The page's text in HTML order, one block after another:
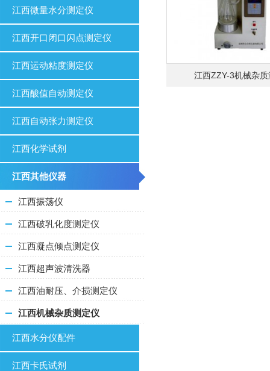
江西微量水分测定仪
江西开口闭口闪点测定仪
江西运动粘度测定仪
江西酸值自动测定仪
江西自动张力测定仪
江西化学试剂
江西其他仪器
江西振荡仪
江西破乳化度测定仪
江西凝点倾点测定仪
江西超声波清洗器
江西油耐压、介损测定仪
江西机械杂质测定仪
江西水分仪配件
江西卡氏试剂
江西ZZY-3机械杂